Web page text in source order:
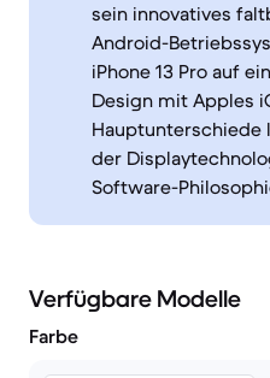
sein innovatives
Android-
iPhone 13 Pro auf
Design mit Apples
Hauptunterschiede
der
Software-
Verfügbare Modelle
Farbe